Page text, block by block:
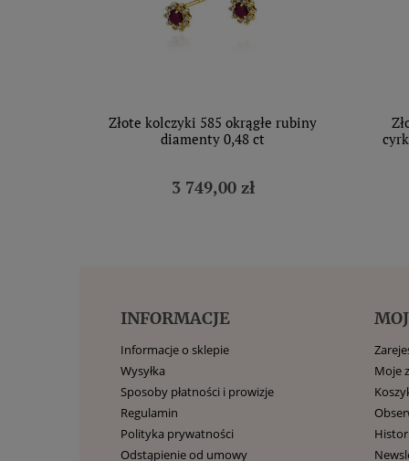
Złote kolczyki 585 okrągłe rubiny
diamenty 0,48 ct
3 749,00 zł
INFORMACJE
Informacje o sklepie
Wysyłka
Sposoby płatności i prowizje
Regulamin
Polityka prywatności
Odstąpienie od umowy
Moje